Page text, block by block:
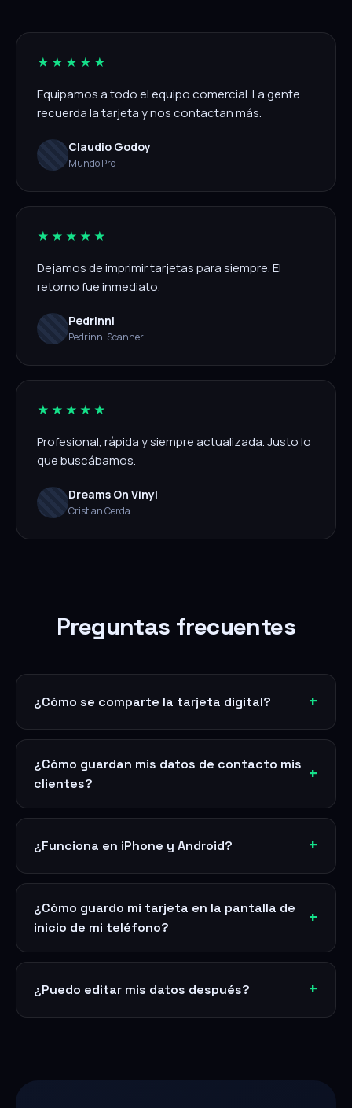
★★★★★
Equipamos a todo el equipo comercial. La gente
recuerda la tarjeta y nos contactan más.
Claudio Godoy
Mundo Pro
★★★★★
Dejamos de imprimir tarjetas para siempre. El
retorno fue inmediato.
Pedrinni
Pedrinni Scanner
★★★★★
Profesional, rápida y siempre actualizada. Justo lo
que buscábamos.
Dreams On Vinyl
Cristian Cerda
Preguntas frecuentes
¿Cómo se comparte la tarjeta digital?
¿Cómo guardan mis datos de contacto mis
clientes?
¿Funciona en iPhone y Android?
¿Cómo guardo mi tarjeta en la pantalla de
inicio de mi teléfono?
¿Puedo editar mis datos después?